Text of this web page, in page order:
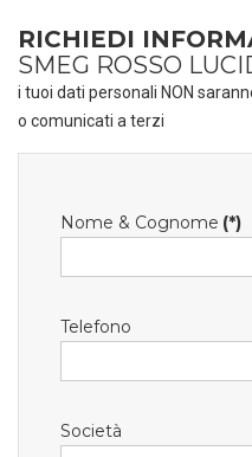
RICHIEDI
SMEG ROSSO
i tuoi dati personali NON
o comunicati a terzi
Nome & Cognome (*)
Telefono
Società